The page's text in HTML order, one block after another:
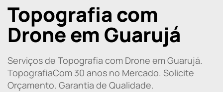
Topografia com
Drone em Guarujá
Serviços de Topografia com Drone em Guarujá.
TopografiaCom 30 anos no Mercado. Solicite
Orçamento. Garantia de Qualidade.